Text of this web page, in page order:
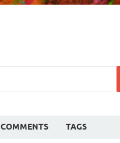
COMMENTS TAGS